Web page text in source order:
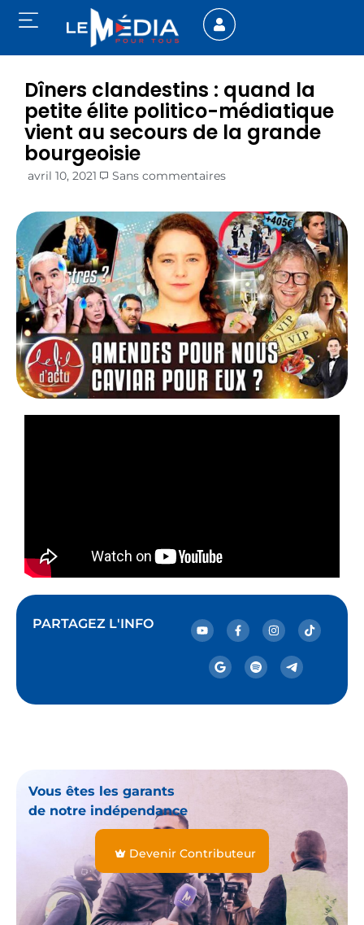
Dîners clandestins : quand la
petite élite politico-médiatique
vient au secours de la grande
bourgeoisie
avril 10, 2021 Sans commentaires
PARTAGEZ L'INFO
Vous êtes les garants
de notre indépendance
Devenir Contributeur